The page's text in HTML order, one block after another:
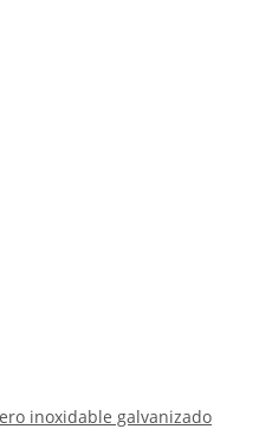
inoxidable galvanizado